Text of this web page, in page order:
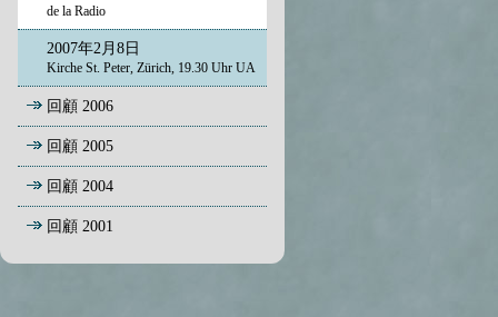
de la Radio
2007年2月8日
Kirche St. Peter, Zürich, 19.30 Uhr UA
回顧 2006
回顧 2005
回顧 2004
回顧 2001